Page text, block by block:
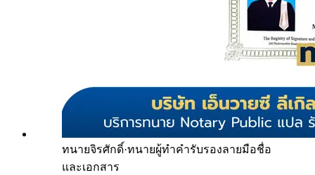
ทนายจิรศักดิ์·ทนายผู้ทำคำรับรองลายมือชื่อ
และเอกสาร